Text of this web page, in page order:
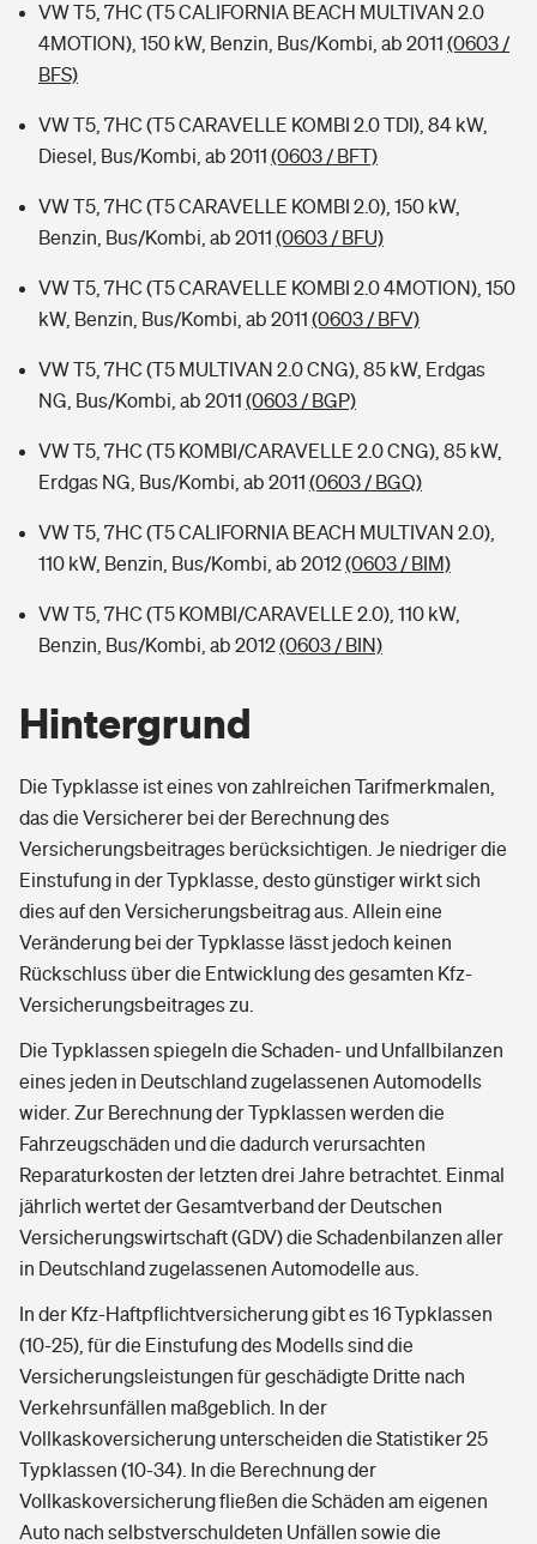
VW T5, 7HC (T5 CALIFORNIA BEACH MULTIVAN 2.0
4MOTION), 150 kW, Benzin, Bus/Kombi, ab 2011 (0603 /
BFS)
VW T5, 7HC (T5 CARAVELLE KOMBI 2.0 TDI), 84 kW,
Diesel, Bus/Kombi, ab 2011 (0603 / BFT)
VW T5, 7HC (T5 CARAVELLE KOMBI 2.0), 150 kW,
Benzin, Bus/Kombi, ab 2011 (0603 / BFU)
VW T5, 7HC (T5 CARAVELLE KOMBI 2.0 4MOTION), 150
kW, Benzin, Bus/Kombi, ab 2011 (0603 / BFV)
VW T5, 7HC (T5 MULTIVAN 2.0 CNG), 85 kW, Erdgas
NG, Bus/Kombi, ab 2011 (0603 / BGP)
VW T5, 7HC (T5 KOMBI/CARAVELLE 2.0 CNG), 85 kW,
Erdgas NG, Bus/Kombi, ab 2011 (0603 / BGQ)
VW T5, 7HC (T5 CALIFORNIA BEACH MULTIVAN 2.0),
110 kW, Benzin, Bus/Kombi, ab 2012(0603 / BIM)
VW T5, 7HC (T5 KOMBI/CARAVELLE 2.0), 110 kW,
Benzin, Bus/Kombi, ab 2012(0603 / BIN)
Hintergrund
Die Typklasse ist eines von zahlreichen Tarifmerkmalen,
das die Versicherer bei der Berechnung des
Versicherungsbeitrages berücksichtigen. Je niedriger die
Einstufung in der Typklasse, desto günstiger wirkt sich
dies auf den Versicherungsbeitrag aus. Allein eine
Veränderung bei der Typklasse lässt jedoch keinen
Rückschluss über die Entwicklung des gesamten Kfz-
Versicherungsbeitrages zu.
Die Typklassen spiegeln die Schaden- und Unfallbilanzen
eines jeden in Deutschland zugelassenen Automodells
wider. Zur Berechnung der Typklassen werden die
Fahrzeugschäden und die dadurch verursachten
Reparaturkosten der letzten drei Jahre betrachtet. Einmal
jährlich wertet der Gesamtverband der Deutschen
Versicherungswirtschaft (GDV) die Schadenbilanzen aller
in Deutschland zugelassenen Automodelle aus.
In der Kfz-Haftpflichtversicherung gibt es 16 Typklassen
(10-25), für die Einstufung des Modells sind die
Versicherungsleistungen für geschädigte Dritte nach
Verkehrsunfällen maßgeblich. In der
Vollkaskoversicherung unterscheiden die Statistiker 25
Typklassen (10-34). In die Berechnung der
Vollkaskoversicherung fließen die Schäden am eigenen
Auto nach selbstverschuldeten Unfällen sowie die